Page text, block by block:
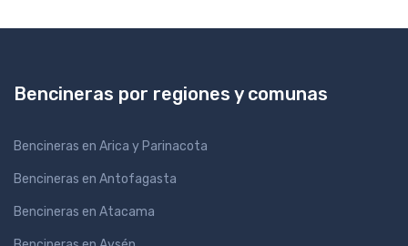
Bencineras por regiones y comunas
Bencineras en Arica y Parinacota
Bencineras en Antofagasta
Bencineras en Atacama